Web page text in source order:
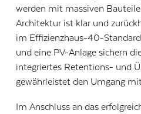
werden mit massiven
Architektur ist klar und
im Effizienzhaus-40-
und eine PV-Anlage sichern
integriertes Retentions- und
gewährleistet den Umgang
Im Anschluss an das